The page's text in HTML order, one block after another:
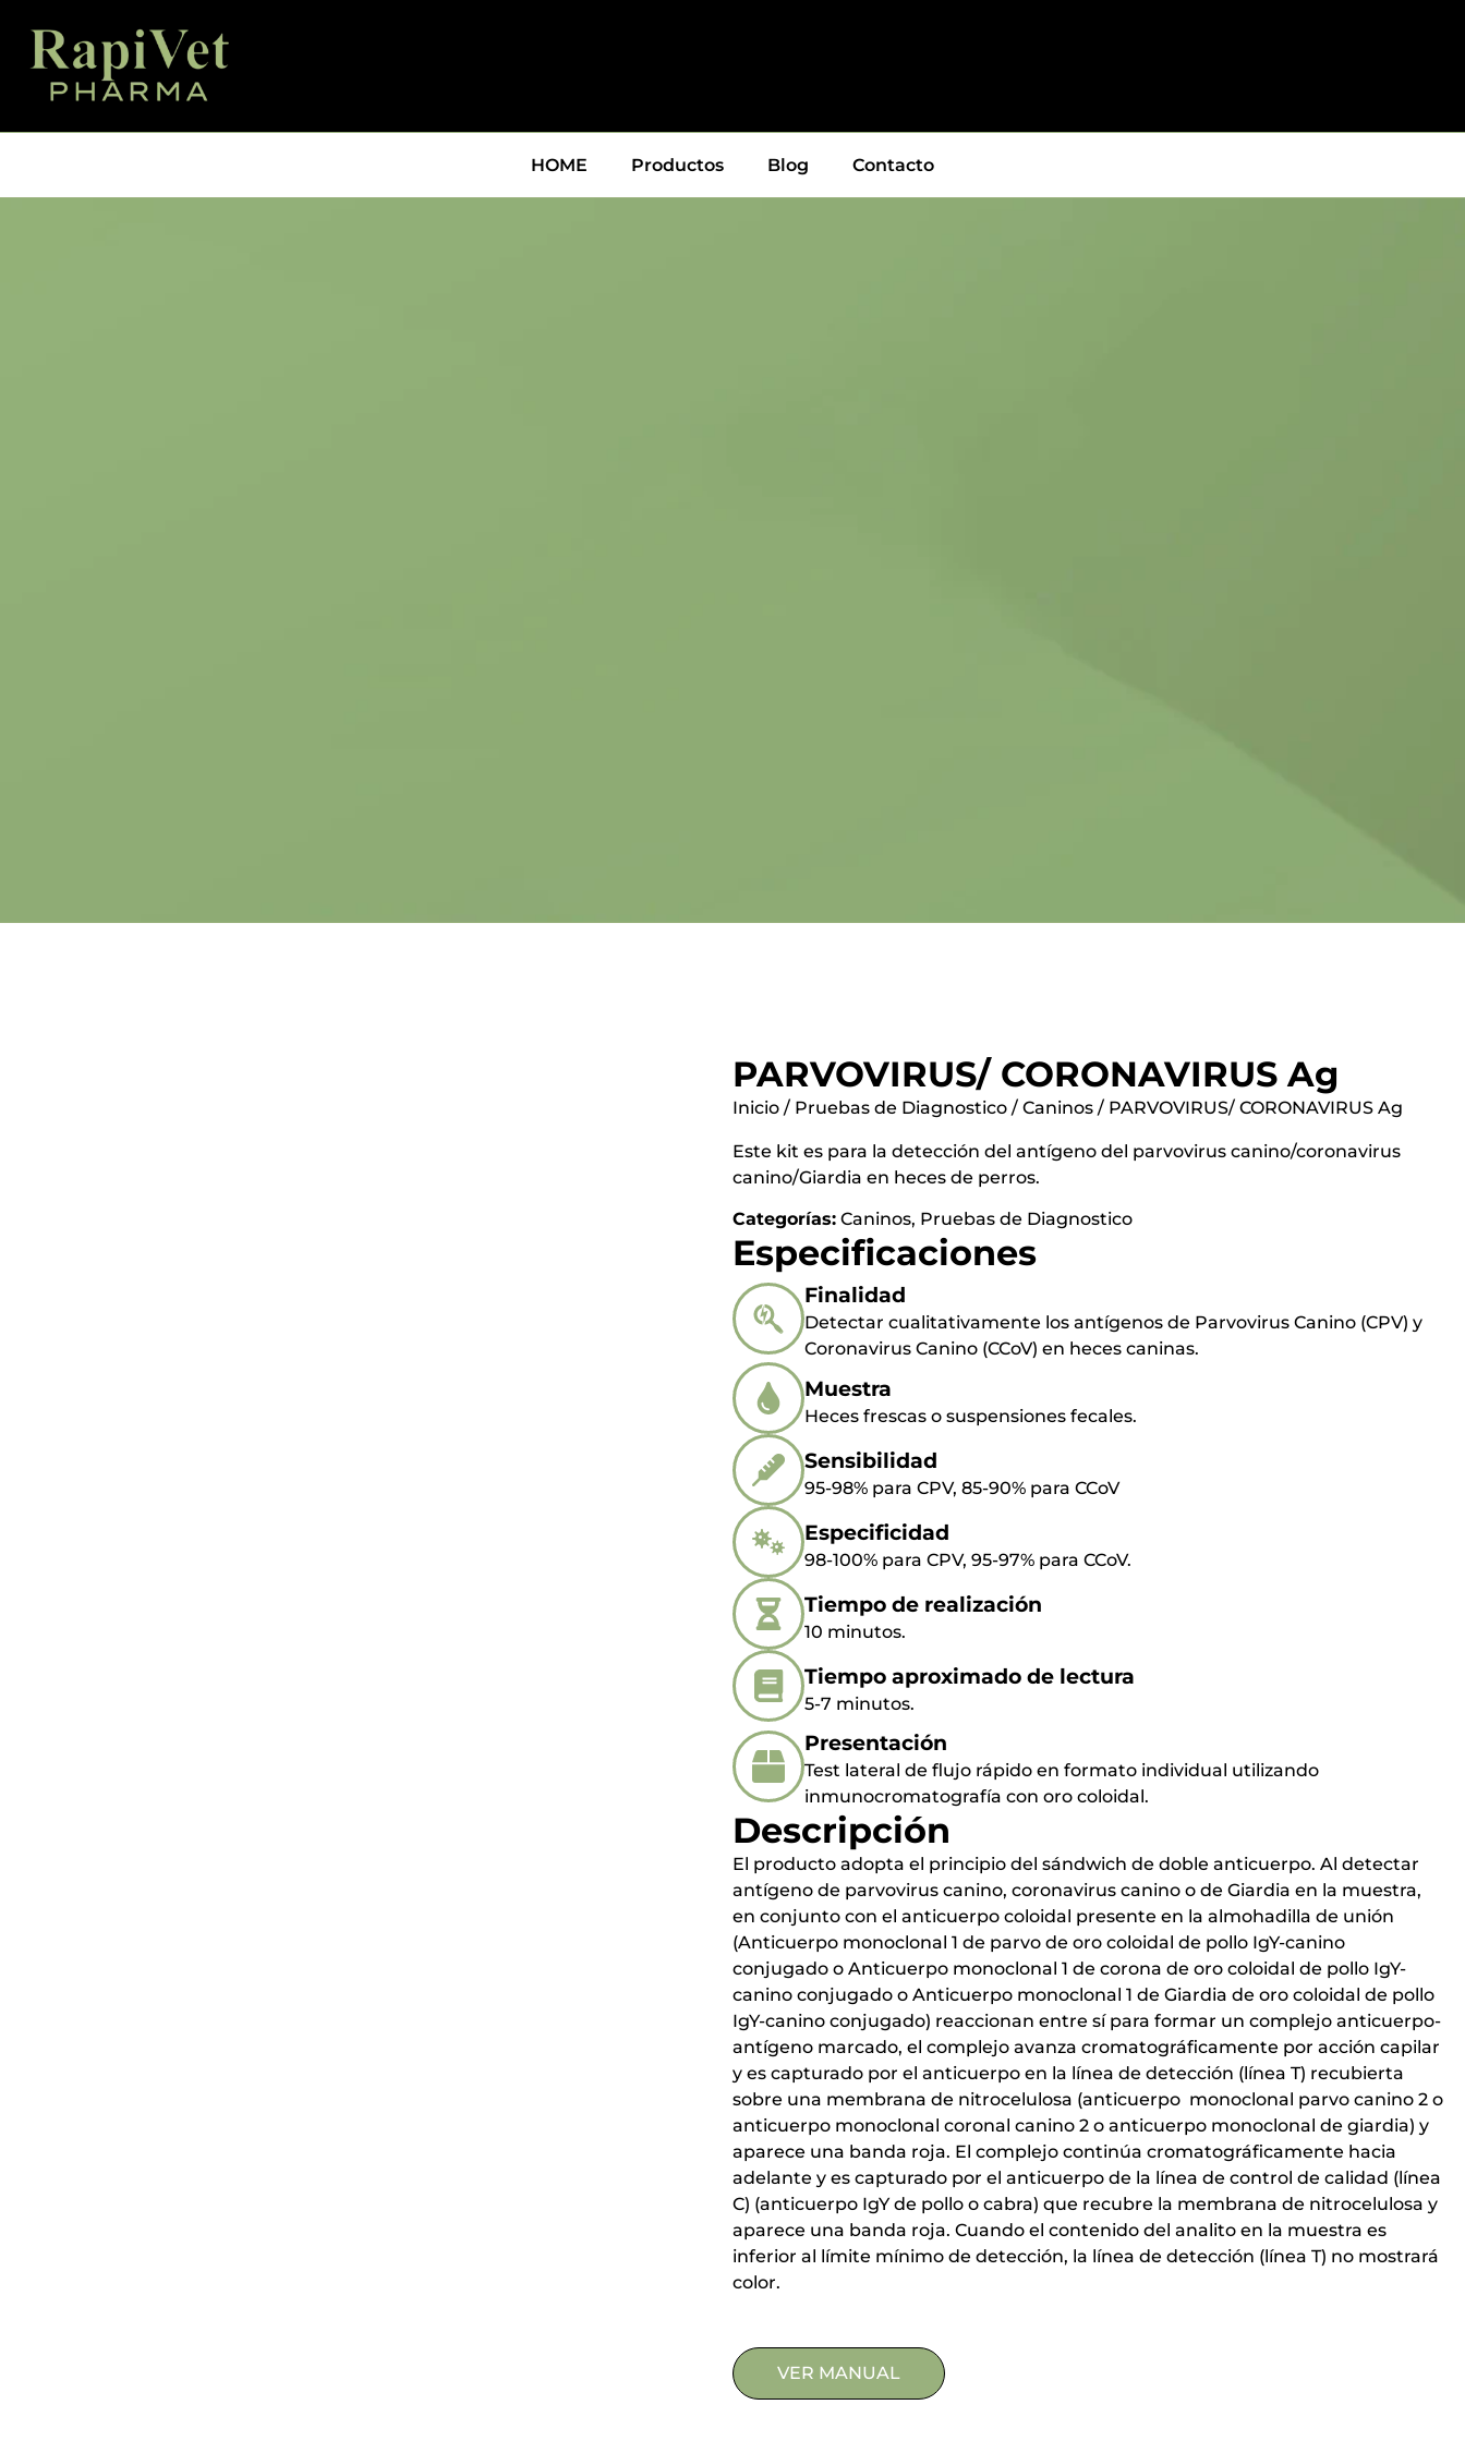
HOME Productos Blog Contacto
PARVOVIRUS/ CORONAVIRUS Ag
Inicio / Pruebas de Diagnostico / Caninos / PARVOVIRUS/ CORONAVIRUS Ag
Este kit es para la detección del antígeno del parvovirus canino/coronavirus
canino/Giardia en heces de perros.
Categorías: Caninos, Pruebas de Diagnostico
Especificaciones
Finalidad
Detectar cualitativamente los antígenos de Parvovirus Canino (CPV) y
Coronavirus Canino (CCoV) en heces caninas.
Muestra
Heces frescas o suspensiones fecales.
Sensibilidad
95-98% para CPV, 85-90% para CCoV
Especificidad
98-100% para CPV, 95-97% para CCoV.
Tiempo de realización
10 minutos.
Tiempo aproximado de lectura
5-7 minutos.
Presentación
Test lateral de flujo rápido en formato individual utilizando
inmunocromatografía con oro coloidal.
Descripción
El producto adopta el principio del sándwich de doble anticuerpo. Al detectar
antígeno de parvovirus canino, coronavirus canino o de Giardia en la muestra,
en conjunto con el anticuerpo coloidal presente en la almohadilla de unión
(Anticuerpo monoclonal 1 de parvo de oro coloidal de pollo IgY-canino
conjugado o Anticuerpo monoclonal 1 de corona de oro coloidal de pollo IgY-
canino conjugado o Anticuerpo monoclonal 1 de Giardia de oro coloidal de pollo
IgY-canino conjugado) reaccionan entre sí para formar un complejo anticuerpo-
antígeno marcado, el complejo avanza cromatográficamente por acción capilar
y es capturado por el anticuerpo en la línea de detección (línea T) recubierta
sobre una membrana de nitrocelulosa (anticuerpo monoclonal parvo canino 2 o
anticuerpo monoclonal coronal canino 2 o anticuerpo monoclonal de giardia) y
aparece una banda roja. El complejo continúa cromatográficamente hacia
adelante y es capturado por el anticuerpo de la línea de control de calidad (línea
C) (anticuerpo IgY de pollo o cabra) que recubre la membrana de nitrocelulosa y
aparece una banda roja. Cuando el contenido del analito en la muestra es
inferior al límite mínimo de detección, la línea de detección (línea T) no mostrará
color.
VER MANUAL